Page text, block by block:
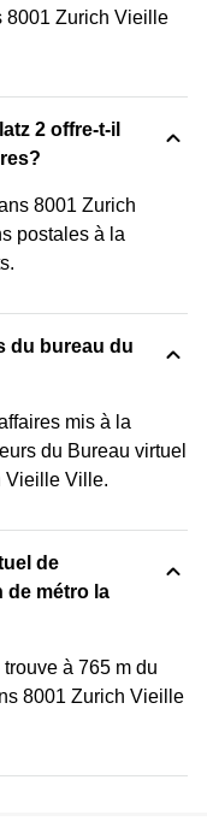
8001 Zurich Vieille
2 offre-t-il
8001 Zurich
postales à la
du bureau du
mis à la
du Bureau virtuel
Vieille Ville.
de
de métro la
à 765 m du
8001 Zurich Vieille